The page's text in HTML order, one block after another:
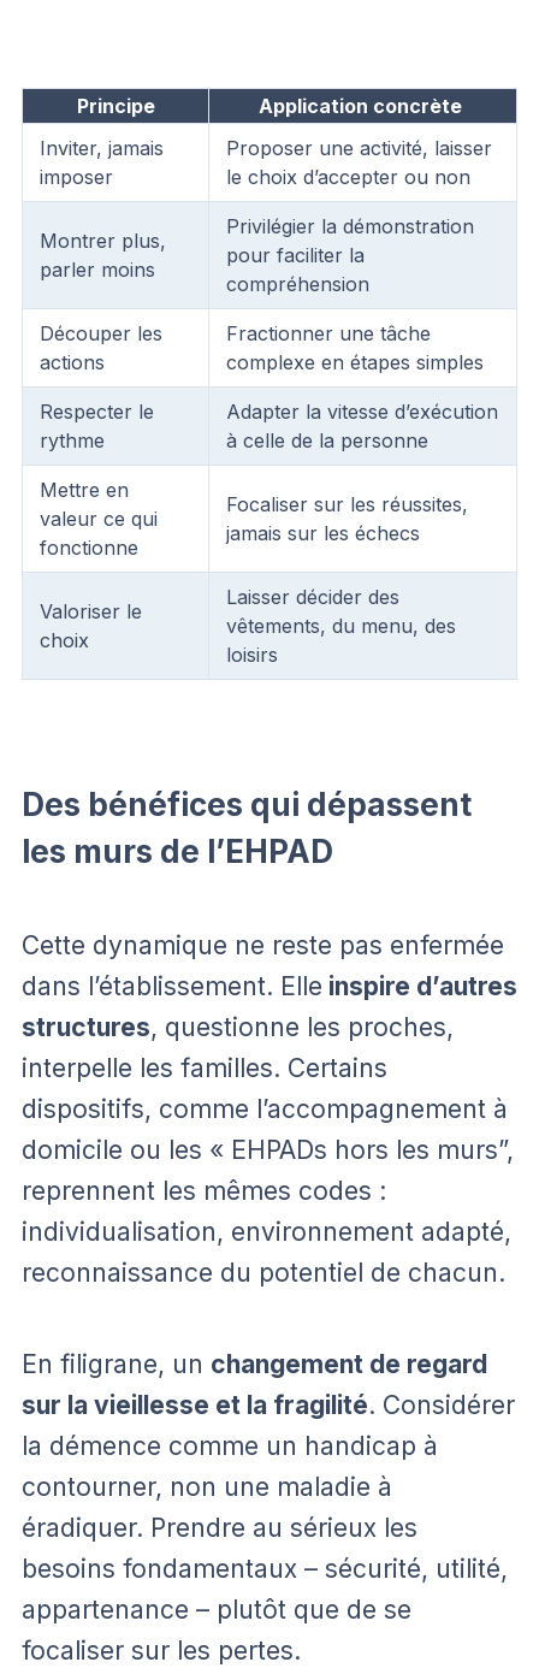
Principe
Application concrète
Inviter, jamais
imposer
Proposer une activité, laisser
le choix d’accepter ou non
Montrer plus,
parler moins
Privilégier la démonstration
pour faciliter la
compréhension
Découper les
actions
Fractionner une tâche
complexe en étapes simples
Respecter le
rythme
Adapter la vitesse d’exécution
à celle de la personne
Mettre en
valeur ce qui
fonctionne
Focaliser sur les réussites,
jamais sur les échecs
Valoriser le
choix
Laisser décider des
vêtements, du menu, des
loisirs
Des bénéfices qui dépassent
les murs de l’EHPAD
Cette dynamique ne reste pas enfermée
dans l’établissement. Elle inspire d’autres
structures, questionne les proches,
interpelle les familles. Certains
dispositifs, comme l’accompagnement à
domicile ou les « EHPADs hors les murs”,
reprennent les mêmes codes :
individualisation, environnement adapté,
reconnaissance du potentiel de chacun.
En filigrane, un changement de regard
sur la vieillesse et la fragilité. Considérer
la démence comme un handicap à
contourner, non une maladie à
éradiquer. Prendre au sérieux les
besoins fondamentaux – sécurité, utilité,
appartenance – plutôt que de se
focaliser sur les pertes.